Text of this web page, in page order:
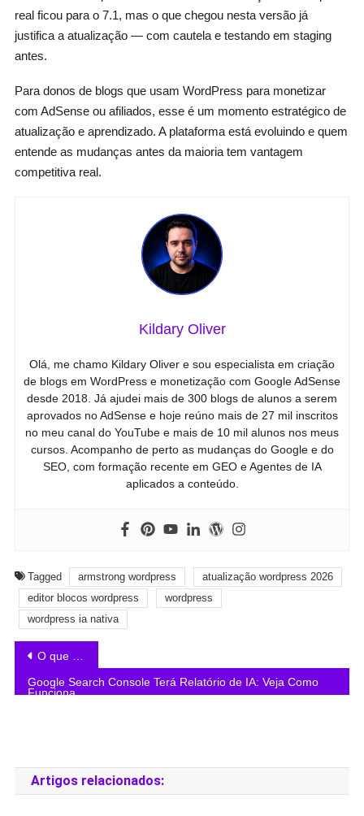
real ficou para o 7.1, mas o que chegou nesta versão já
justifica a atualização — com cautela e testando em staging
antes.
Para donos de blogs que usam WordPress para monetizar
com AdSense ou afiliados, esse é um momento estratégico de
atualização e aprendizado. A plataforma está evoluindo e quem
entende as mudanças antes da maioria tem vantagem
competitiva real.
Kildary Oliver
Olá, me chamo Kildary Oliver e sou especialista em criação
de blogs em WordPress e monetização com Google AdSense
desde 2018. Já ajudei mais de 300 blogs de alunos a serem
aprovados no AdSense e hoje reúno mais de 27 mil inscritos
no meu canal do YouTube e mais de 10 mil alunos nos meus
cursos. Acompanho de perto as mudanças do Google e do
SEO, com formação recente em GEO e Agentes de IA
aplicados a conteúdo.
Tagged armstrong wordpress
atualização wordpress 2026
editor blocos wordpress
wordpress
wordpress ia nativa
O que é Domain Authority e como aumentar o DA do seu blog
Google Search Console Terá Relatório de IA: Veja Como
Funciona
Artigos relacionados: